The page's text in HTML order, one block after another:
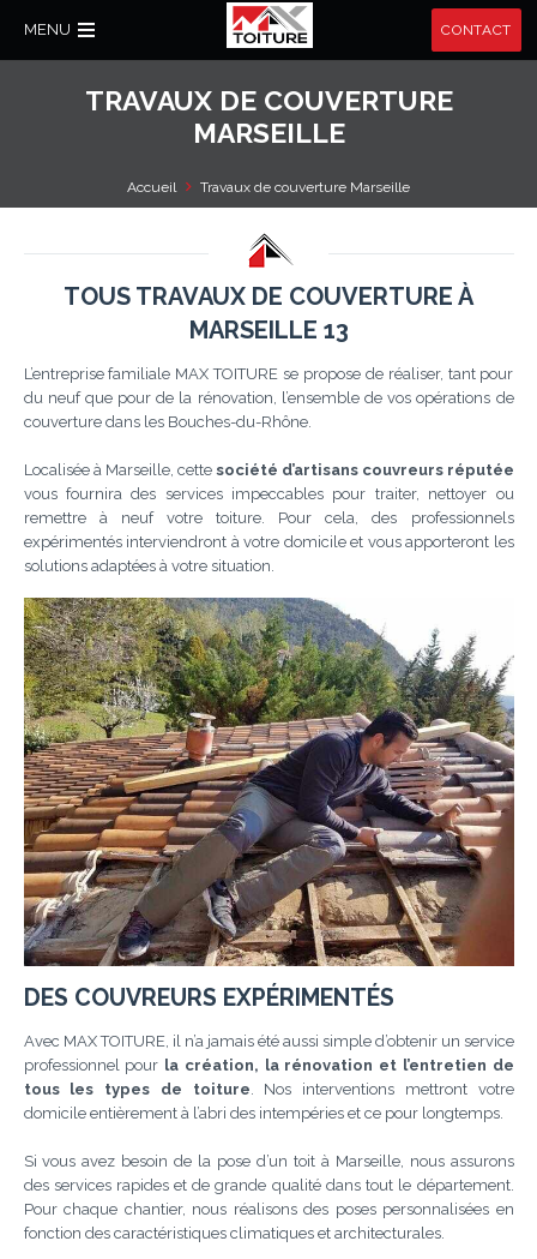
MENU CONTACT
TRAVAUX DE COUVERTURE
MARSEILLE
Accueil Travaux de couverture Marseille
TOUS TRAVAUX DE COUVERTURE À
MARSEILLE 13
L’entreprise familiale MAX TOITURE se propose de réaliser, tant pour
du neuf que pour de la rénovation, l’ensemble de vos opérations de
couverture dans les Bouches-du-Rhône.
Localisée à Marseille, cette société d’artisans couvreurs réputée
vous fournira des services impeccables pour traiter, nettoyer ou
remettre à neuf votre toiture. Pour cela, des professionnels
expérimentés interviendront à votre domicile et vous apporteront les
solutions adaptées à votre situation.
DES COUVREURS EXPÉRIMENTÉS
Avec MAX TOITURE, il n’a jamais été aussi simple d’obtenir un service
professionnel pour la création, la rénovation et l’entretien de
tous les types de toiture. Nos interventions mettront votre
domicile entièrement à l’abri des intempéries et ce pour longtemps.
Si vous avez besoin de la pose d’un toit à Marseille, nous assurons
des services rapides et de grande qualité dans tout le département.
Pour chaque chantier, nous réalisons des poses personnalisées en
fonction des caractéristiques climatiques et architecturales.